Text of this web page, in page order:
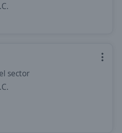
sector